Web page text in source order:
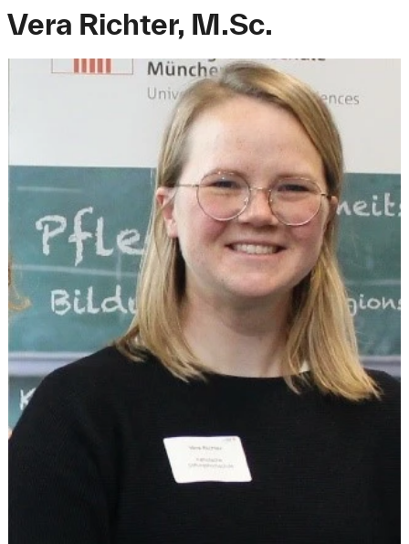
Vera Richter, M.Sc.